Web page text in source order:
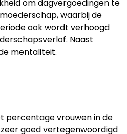
om dagvergoedingen te
waarbij de
ook wordt verhoogd
Naast
mentaliteit.
percentage vrouwen in de
goed vertegenwoordigd